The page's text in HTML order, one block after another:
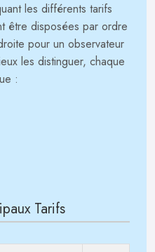
les différents tarifs
être disposées par ordre
pour un observateur
les distinguer, chaque
:
Tarifs